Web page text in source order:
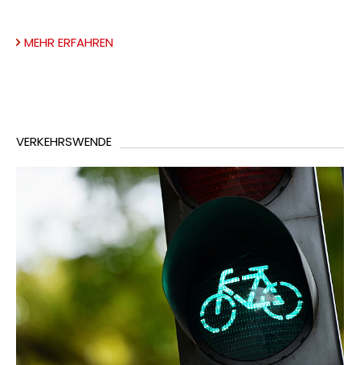
MEHR ERFAHREN
VERKEHRSWENDE